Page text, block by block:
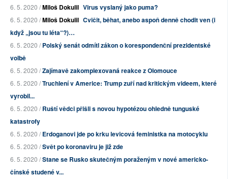
6. 5. 2020 /Miloš Dokulil Virus vyslaný jako puma?
6. 5. 2020 /Miloš Dokulil Cvičit, běhat, anebo aspoň denně chodit ven (i
když „jsou tu léta“?)…
6. 5. 2020 /Polský senát odmítl zákon o korespondenční prezidentské
volbě
6. 5. 2020 /Zajímavě zakomplexovaná reakce z Olomouce
6. 5. 2020 /Truchlení v Americe: Trump zuří nad kritickým videem, které
vyrobil...
6. 5. 2020 /Ruští vědci přišli s novou hypotézou ohledně tunguské
katastrofy
6. 5. 2020 /Erdoganovi jde po krku levicová feministka na motocyklu
6. 5. 2020 /Svět po koronaviru je již zde
6. 5. 2020 /Stane se Rusko skutečným poraženým v nové americko-
čínské studené v...